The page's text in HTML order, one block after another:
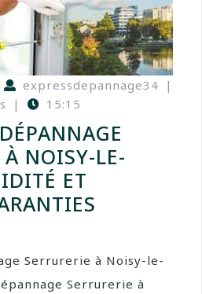
expressdepannage34 |
| 15:15
À NOISY-LE-
ET
Serrurerie à Noisy-le-
Serrurerie à